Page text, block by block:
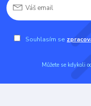
Souhlasím se
Můžete se kdykoli